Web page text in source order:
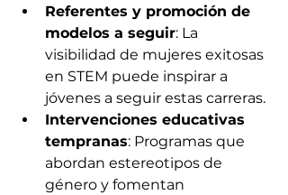
Referentes y promoción de
modelos a seguir: La
visibilidad de mujeres exitosas
en STEM puede inspirar a
jóvenes a seguir estas carreras.​
Intervenciones educativas
tempranas: Programas que
abordan estereotipos de
género y fomentan